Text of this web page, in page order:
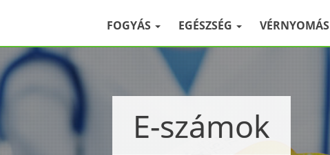
FOGYÁS EGÉSZSÉG VÉRNYOMÁS
E-számok